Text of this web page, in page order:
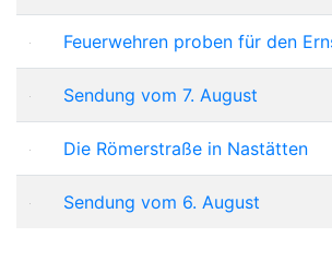
Feuerwehren proben für den
Sendung vom 7. August
Die Römerstraße in Nastätten
Sendung vom 6. August